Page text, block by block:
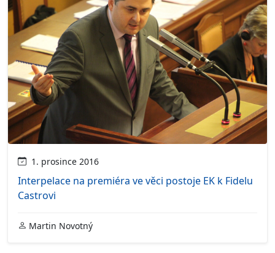
1. prosince 2016
Interpelace na premiéra ve věci postoje EK k Fidelu
Castrovi
Martin Novotný